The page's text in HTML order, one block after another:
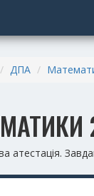
ДПА
атестація.